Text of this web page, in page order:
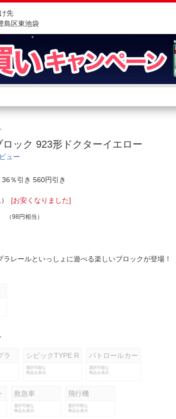
先
島区東池袋
す
らさがす
らさがす
ート
店舗サ
ネット取
ロック 923形ドクターイエロー
ュー
％引き 560円引き
[お安くなりました]
（98円相当）
ラレールといっしょに遊べる楽しいブロックが登場
ラ シビックTYPE R
選択可能な
商品を表示
パトロールカー
選択可能な
商品を表示
救急車
選択可能な
商品を表示
飛行機
選択可能な
商品を表示